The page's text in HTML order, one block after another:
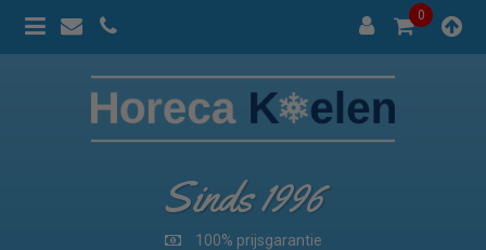
0
Sinds 1996
100% prijsgarantie